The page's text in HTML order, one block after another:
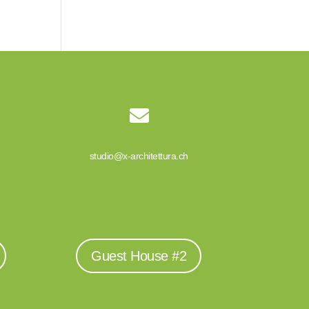

studio@x-architettura.ch
Guest House #2